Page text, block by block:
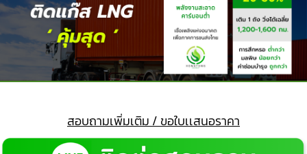
สอบถามเพิ่มเติม / ขอใบเเสนอราคา